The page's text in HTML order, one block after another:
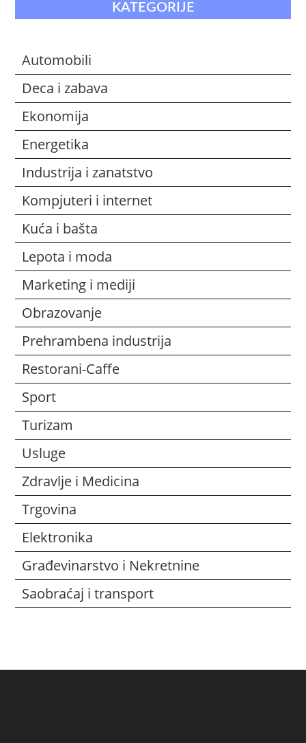
KATEGORIJE
Automobili
Deca i zabava
Ekonomija
Energetika
Industrija i zanatstvo
Kompjuteri i internet
Kuća i bašta
Lepota i moda
Marketing i mediji
Obrazovanje
Prehrambena industrija
Restorani-Caffe
Sport
Turizam
Usluge
Zdravlje i Medicina
Trgovina
Elektronika
Građevinarstvo i Nekretnine
Saobraćaj i transport